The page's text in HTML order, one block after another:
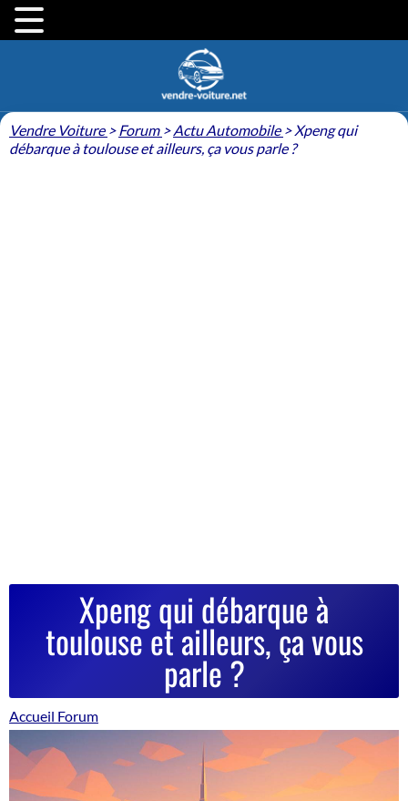
Vendre Voiture > Forum >Actu Automobile > Xpeng qui
débarque à toulouse et ailleurs, ça vous parle ?
Xpeng qui débarque à
toulouse et ailleurs, ça vous
parle ?
Accueil Forum